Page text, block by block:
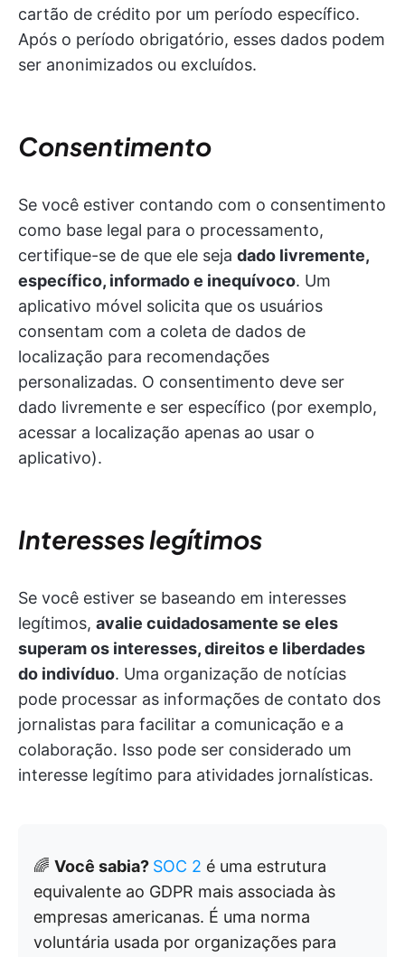
cartão de crédito por um período específico.
Após o período obrigatório, esses dados podem
ser anonimizados ou excluídos.
Consentimento
Se você estiver contando com o consentimento
como base legal para o processamento,
certifique-se de que ele seja dado livremente,
específico, informado e inequívoco. Um
aplicativo móvel solicita que os usuários
consentam com a coleta de dados de
localização para recomendações
personalizadas. O consentimento deve ser
dado livremente e ser específico (por exemplo,
acessar a localização apenas ao usar o
aplicativo).
Interesses legítimos
Se você estiver se baseando em interesses
legítimos, avalie cuidadosamente se eles
superam os interesses, direitos e liberdades
do indivíduo. Uma organização de notícias
pode processar as informações de contato dos
jornalistas para facilitar a comunicação e a
colaboração. Isso pode ser considerado um
interesse legítimo para atividades jornalísticas.
🌈 Você sabia? SOC 2 é uma estrutura
equivalente ao GDPR mais associada às
empresas americanas. É uma norma
voluntária usada por organizações para